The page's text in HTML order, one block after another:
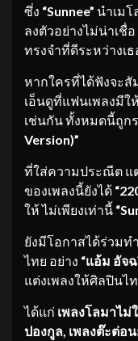
ซึ่ง “Sunnee” นำเม
ลงตัวอย่างไม่น่าเชื่
ทรงจำที่ดีระหว่างเ
หากใครที่ได้ฟังจะสั
เอ็นดูที่แฟนเพลงมีใ
เช่นกัน ทั้งหมดนี้ถูก
Version)”
ที่ใส่ความประณีต แ
ของเพลงนี้ยังได้
ให้ ไม่เพียงเท่านี้
ยังมีโอกาสได้ร่วมท
ไทย อย่าง “แอ้ม อัจ
แต่งเพลงให้ศิลปินไ
ได้แก่ เพลงโลมาไม่
ปองกูล, เพลงต๊ะต่อ